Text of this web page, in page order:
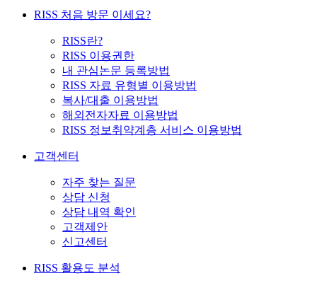
RISS 처음 방문 이세요?
RISS란?
RISS 이용권한
내 관심논문 등록방법
RISS 자료 유형별 이용방법
복사/대출 이용방법
해외전자자료 이용방법
RISS 정보취약계층 서비스 이용방법
고객센터
자주 찾는 질문
상담 신청
상담 내역 확인
고객제안
신고센터
RISS 활용도 분석